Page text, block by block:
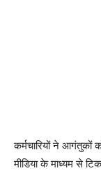
कर्मचारियों ने
मीडिया के माध्यम से